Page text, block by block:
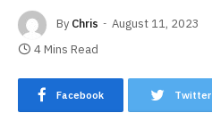
By Chris August 11, 2023
4 Mins Read
Facebook Twitter